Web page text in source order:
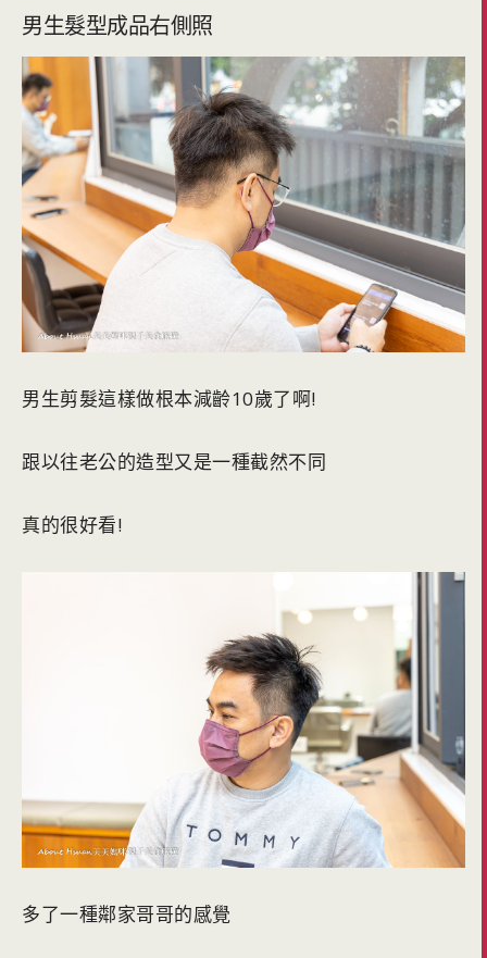
男生髮型成品右側照
男生剪髮這樣做根本減齡10歲了啊!
跟以往老公的造型又是一種截然不同
真的很好看!
多了一種鄰家哥哥的感覺